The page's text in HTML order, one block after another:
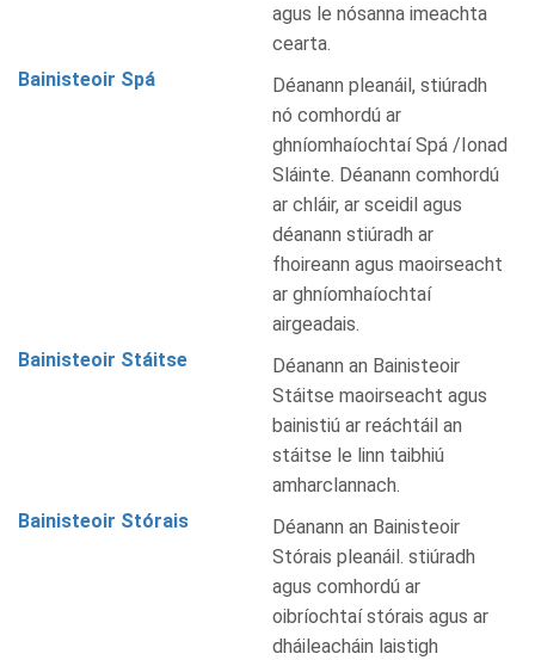
agus le nósanna imeachta
cearta.
Bainisteoir Spá
Déanann pleanáil, stiúradh
nó comhordú ar
ghníomhaíochtaí Spá /Ionad
Sláinte. Déanann comhordú
ar chláir, ar sceidil agus
déanann stiúradh ar
fhoireann agus maoirseacht
ar ghníomhaíochtaí
airgeadais.
Bainisteoir Stáitse
Déanann an Bainisteoir
Stáitse maoirseacht agus
bainistiú ar reáchtáil an
stáitse le linn taibhiú
amharclannach.
Bainisteoir Stórais
Déanann an Bainisteoir
Stórais pleanáil. stiúradh
agus comhordú ar
oibríochtaí stórais agus ar
dháileacháin laistigh